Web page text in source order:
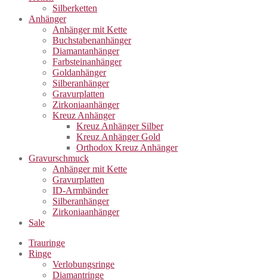
Silberketten
Anhänger
Anhänger mit Kette
Buchstabenanhänger
Diamantanhänger
Farbsteinanhänger
Goldanhänger
Silberanhänger
Gravurplatten
Zirkoniaanhänger
Kreuz Anhänger
Kreuz Anhänger Silber
Kreuz Anhänger Gold
Orthodox Kreuz Anhänger
Gravurschmuck
Anhänger mit Kette
Gravurplatten
ID-Armbänder
Silberanhänger
Zirkoniaanhänger
Sale
Trauringe
Ringe
Verlobungsringe
Diamantringe